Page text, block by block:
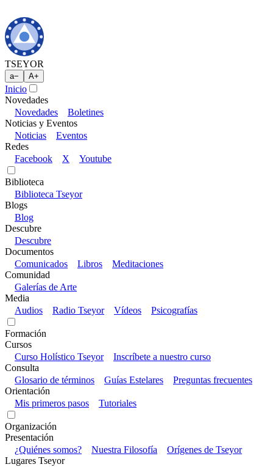
TSEYOR
a− A+
Inicio
Novedades
Novedades
Boletines
Noticias y Eventos
Noticias
Eventos
Redes
Facebook
X Youtube
Biblioteca
Biblioteca Tseyor
Blogs
Blog
Descubre
Descubre
Documentos
Comunicados
Libros
Meditaciones
Comunidad
Galerías de Arte
Media
Audios
Radio Tseyor Vídeos Psicografías
Formación
Cursos
Curso Holístico Tseyor
Inscríbete a nuestro curso
Consulta
Glosario de términos
Guías Estelares
Preguntas frecuentes
Orientación
Mis primeros pasos
Tutoriales
Organización
Presentación
¿Quiénes somos?
Nuestra Filosofía
Orígenes de Tseyor
Lugares Tseyor